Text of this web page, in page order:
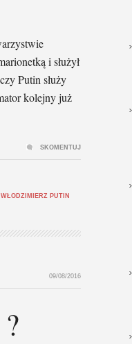
i służył
Putin służy
kolejny już
WŁODZIMIERZ PUTIN
SKOMENTUJ
09/08/2016